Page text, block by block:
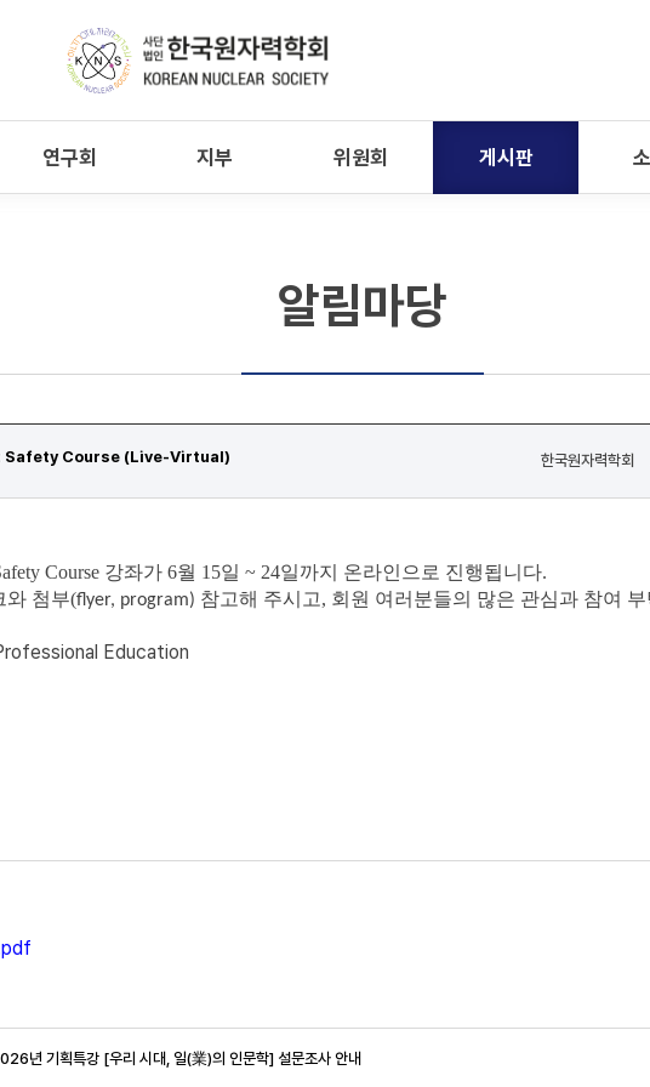
연구회 지부 위원회 게시판
알림마당
Course (Live-Virtual) 한국원자력학회|
Course 강좌가 6월 15일 ~ 24일까지 온라인으로 진행됩니다.
와 첨부(flyer, program) 참고해 주시고, 회원 여러분들의 많은 관심과 참여
Education
년 기획특강 [우리 시대, 일(業)의 인문학] 설문조사 안내